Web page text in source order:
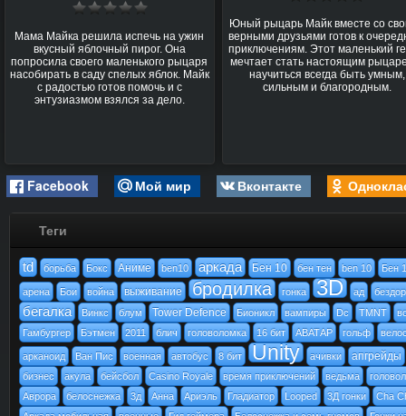
Мама Майка решила испечь на ужин
вкусный яблочный пирог. Она
попросила своего маленького рыцаря
насобирать в саду спелых яблок. Майк
с радостью готов помочь и с
энтузиазмом взялся за дело.
Юный рыцарь Майк вместе со
верными друзьями готов к
приключениям. Этот маленький
мечтает стать настоящим
научиться всегда быть умным,
сильным и благородным.
Facebook Мой мир Вконтакте
Теги
td борьба Бокс Аниме ben10 аркада Бен 10 бен тен ben 10 Бен
арена Бои война выживание бродилка гонка 3D ад
бегалка Винкс блум Tower Defence Бионикл вампиры Dc TMNT
Гамбургер
Бэтмен 2011 блич головоломка 16 бит АВАТАР гольф
арканоид Ван Пис военная автобус 8 бит Unity ачивки апгрейды
бизнес акула бейсбол Casino Royale время приключений ведьма
Аврора
белоснежка 3д Анна Ариэль Гладиатор Looped 3Д гонки
Cha